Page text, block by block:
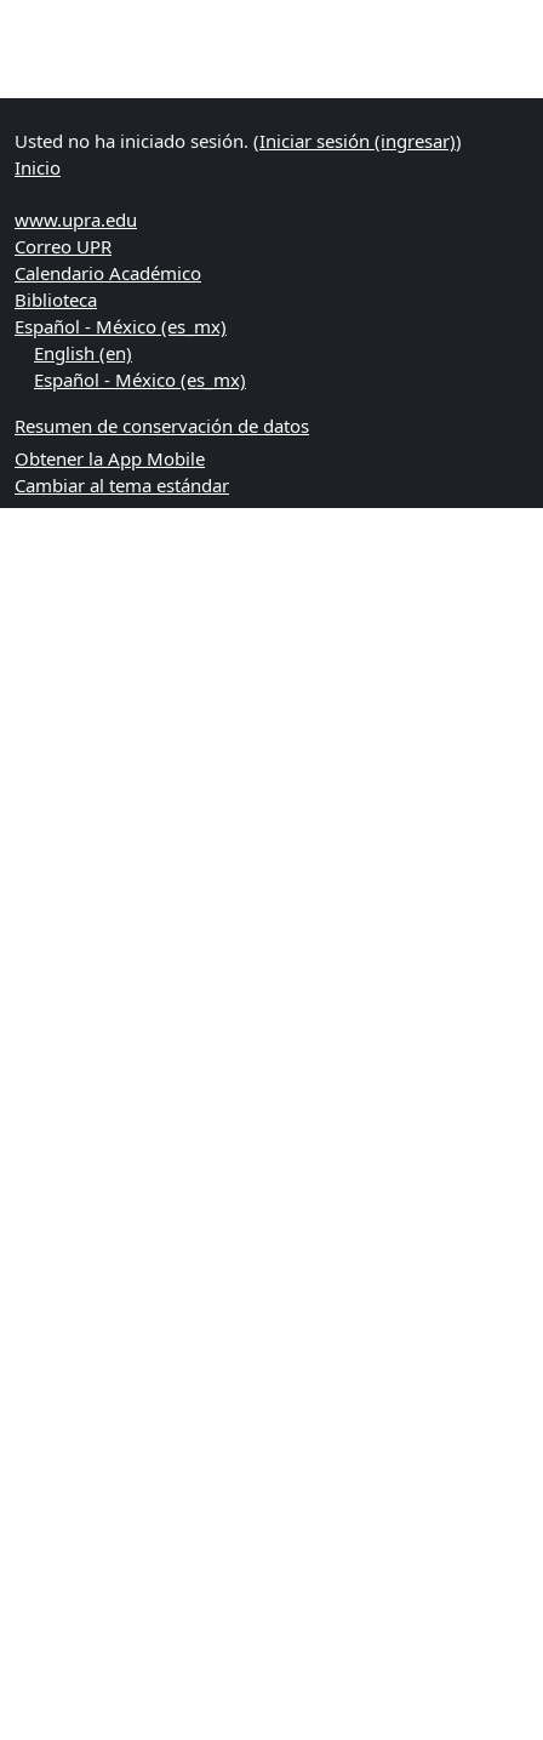
Usted no ha iniciado sesión. (Iniciar sesión (ingresar))
Inicio
www.upra.edu
Correo UPR
Calendario Académico
Biblioteca
Español - México ‎(es_mx)‎
English ‎(en)‎
Español - México ‎(es_mx)‎
Resumen de conservación de datos
Obtener la App Mobile
Cambiar al tema estándar